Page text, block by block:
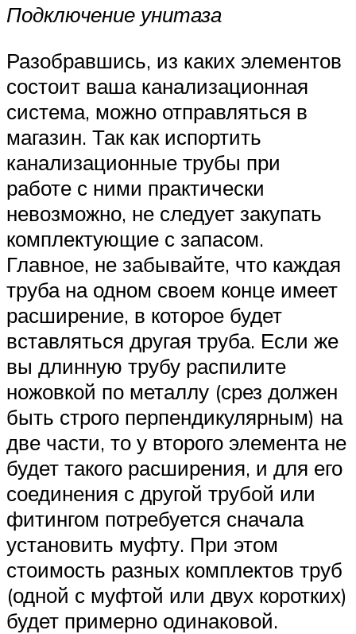
Подключение унитаза
Разобравшись, из каких элементов
состоит ваша канализационная
система, можно отправляться в
магазин. Так как испортить
канализационные трубы при
работе с ними практически
невозможно, не следует закупать
комплектующие с запасом.
Главное, не забывайте, что каждая
труба на одном своем конце имеет
расширение, в которое будет
вставляться другая труба. Если же
вы длинную трубу распилите
ножовкой по металлу (срез должен
быть строго перпендикулярным) на
две части, то у второго элемента не
будет такого расширения, и для его
соединения с другой трубой или
фитингом потребуется сначала
установить муфту. При этом
стоимость разных комплектов труб
(одной с муфтой или двух коротких)
будет примерно одинаковой.